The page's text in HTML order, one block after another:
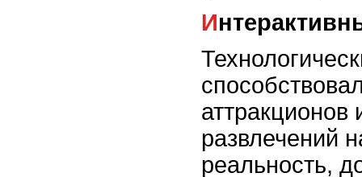
аттракционов
развлечений
реальность,